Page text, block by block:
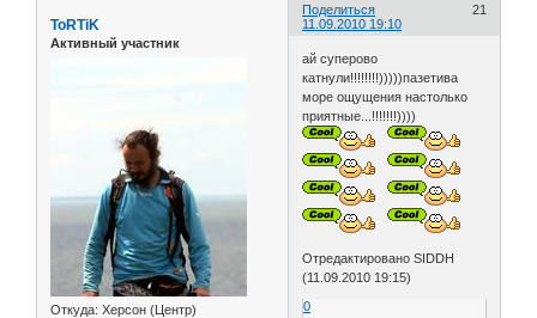
Поделиться
21
11.09.2010 19:10
ToRTiK
Активный участник
Откуда: Херсон (Центр)
ай суперово
катнули!!!!!!!!)))))пазетива
море ощущения настолько
приятные...!!!!!!!))))
Отредактировано SIDDH
(11.09.2010 19:15)
0